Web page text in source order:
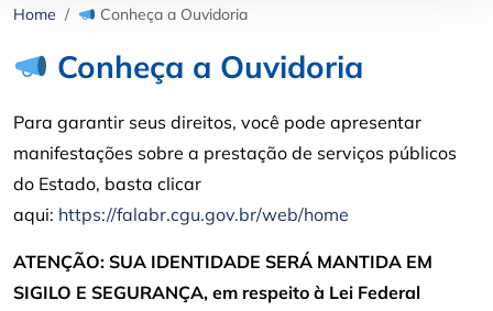
Home Conheça a Ouvidoria
Conheça a Ouvidoria
Para garantir seus direitos, você pode apresentar
manifestações sobre a prestação de serviços públicos
do Estado, basta clicar
aqui: https://falabr.cgu.gov.br/web/home
ATENÇÃO: SUA IDENTIDADE SERÁ MANTIDA EM
SIGILO E SEGURANÇA, em respeito à Lei Federal